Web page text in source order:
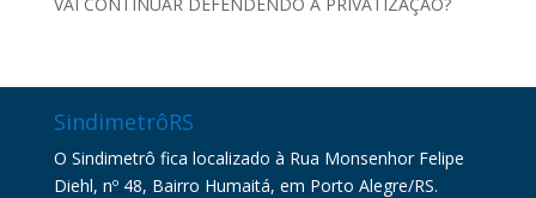
SindimetrôRS
O Sindimetrô fica localizado à Rua Monsenhor Felipe
Diehl, nº 48, Bairro Humaitá, em Porto Alegre/RS.